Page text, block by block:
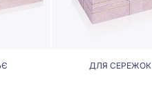
ДЛЯ СЕРЕЖОК